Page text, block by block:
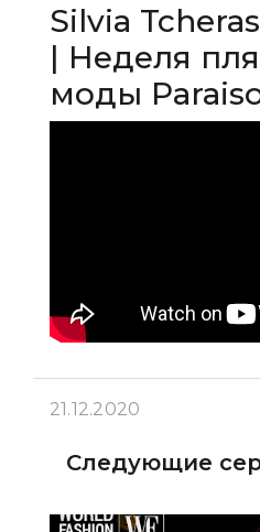
Silvia
| Неделя
моды
21.12.2020
Следующие